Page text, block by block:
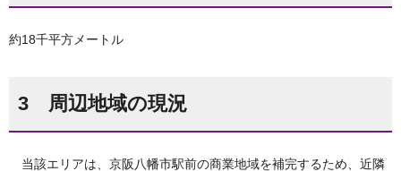
約18千平方メートル
3 周辺地域の現況
当該エリアは、京阪八幡市駅前の商業地域を補完するため、近隣